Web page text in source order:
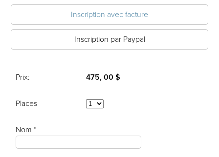
Inscription avec facture
Inscription par Paypal
Prix: 475, 00 $
Places
Nom *